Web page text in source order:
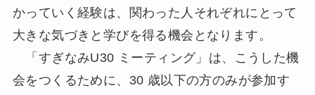
かっていく経験は、関わった人それぞれにとって
大きな気づきと学びを得る機会となります。
「すぎなみU30 ミーティング」は、こうした機
会をつくるために、30 歳以下の方のみが参加す